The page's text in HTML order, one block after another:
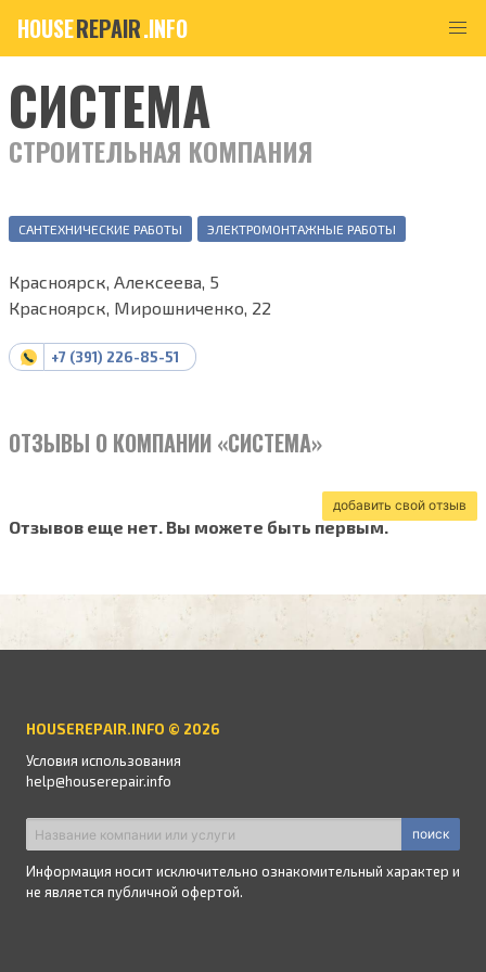
HOUSEREPAIR.INFO
СИСТЕМА
СТРОИТЕЛЬНАЯ КОМПАНИЯ
САНТЕХНИЧЕСКИЕ РАБОТЫ ЭЛЕКТРОМОНТАЖНЫЕ РАБОТЫ
Красноярск, Алексеева, 5
Красноярск, Мирошниченко, 22
+7 (391) 226-85-51
ОТЗЫВЫ О КОМПАНИИ «СИСТЕМА»
добавить свой отзыв
Отзывов еще нет. Вы можете быть первым.
HOUSEREPAIR.INFO © 2026
Условия использования
help@houserepair.info
поиск
Информация носит исключительно ознакомительный характер и
не является публичной офертой.